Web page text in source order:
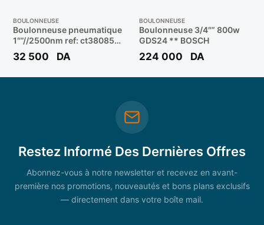
BOULONNEUSE
Boulonneuse pneumatique
1″”//2500nm ref: ct38085
** CROWN
32 500 DA
BOULONNEUSE
Boulonneuse 3/4″” 800w
GDS24 ** BOSCH
224 000 DA
Restez Informé Des Dernières Offres
Abonnez-vous à notre newsletter et recevez en avant-
première nos promotions, nouveautés et bons plans exclusifs
— directement dans votre boîte mail.